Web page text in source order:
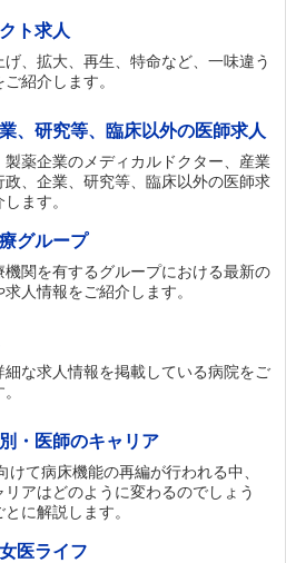
ト求人
げ、拡大、再生、特命など、一味違う
紹介します。
、研究等、臨床以外の医師求人
製薬企業のメディカルドクター、産業
政、企業、研究等、臨床以外の医師求
ます。
グループ
機関を有するグループにおける最新の
人情報をご紹介します。
細な求人情報を掲載している病院をご
・医師のキャリア
けて病床機能の再編が行われる中、
リアはどのように変わるのでしょう
に解説します。
医ライフ